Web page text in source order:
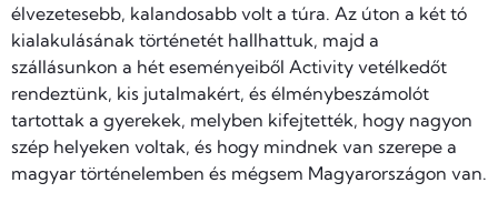
élvezetesebb, kalandosabb volt a túra. Az úton a két tó
kialakulásának történetét hallhattuk, majd a
szállásunkon a hét eseményeiből Activity vetélkedőt
rendeztünk, kis jutalmakért, és élménybeszámolót
tartottak a gyerekek, melyben kifejtették, hogy nagyon
szép helyeken voltak, és hogy mindnek van szerepe a
magyar történelemben és mégsem Magyarországon van.